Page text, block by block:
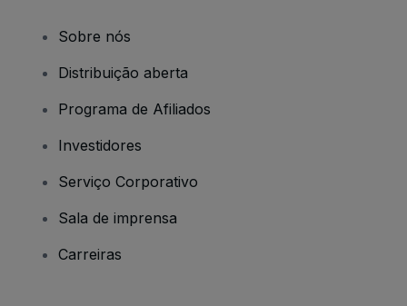
Sobre nós
Distribuição aberta
Programa de Afiliados
Investidores
Serviço Corporativo
Sala de imprensa
Carreiras